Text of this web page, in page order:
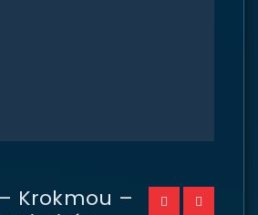
– Krokmou –